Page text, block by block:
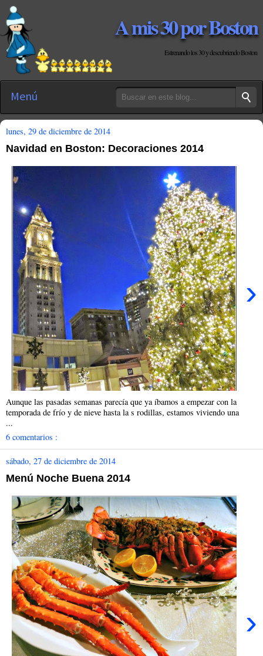
A mis 30 por Boston
Estrenando los 30 y descubriendo Boston
Menú
lunes, 29 de diciembre de 2014
Navidad en Boston: Decoraciones 2014
›
Aunque las pasadas semanas parecía que ya íbamos a empezar con la
temporada de frío y de nieve hasta la s rodillas, estamos viviendo una
...
6 comentarios :
sábado, 27 de diciembre de 2014
Menú Noche Buena 2014
›